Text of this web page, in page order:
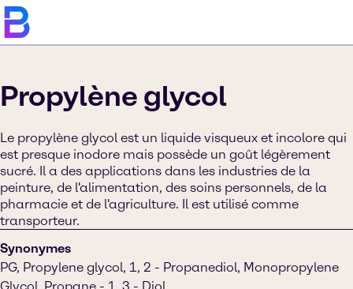
Propylène glycol
Le propylène glycol est un liquide visqueux et incolore qui
est presque inodore mais possède un goût légèrement
sucré. Il a des applications dans les industries de la
peinture, de l'alimentation, des soins personnels, de la
pharmacie et de l'agriculture. Il est utilisé comme
transporteur.
Synonymes
PG, Propylene glycol, 1, 2 - Propanediol, Monopropylene